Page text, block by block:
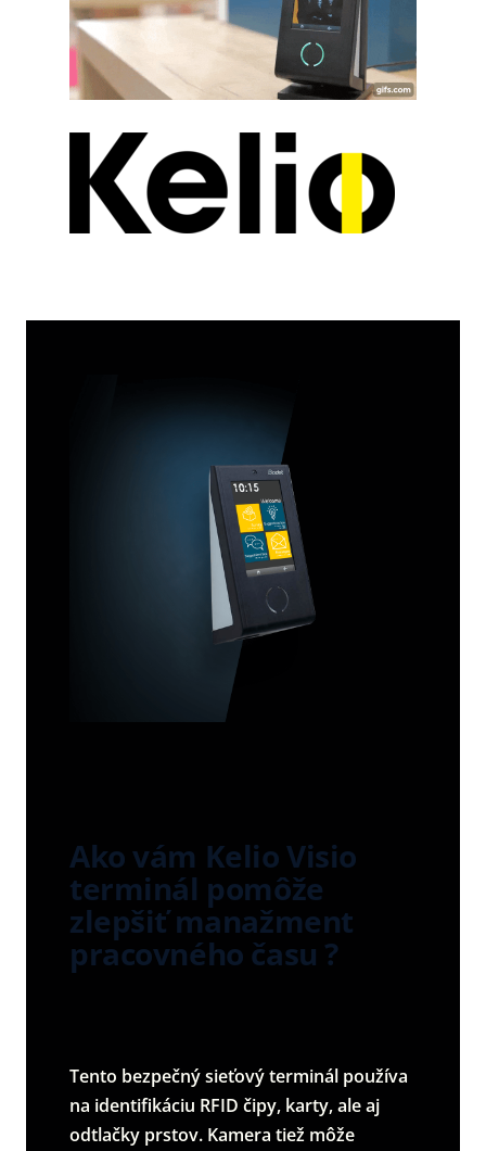
Ako vám Kelio Visio
terminál pomôže
zlepšiť manažment
pracovného času ?
Tento bezpečný sieťový terminál používa
na identifikáciu RFID čipy, karty, ale aj
odtlačky prstov. Kamera tiež môže